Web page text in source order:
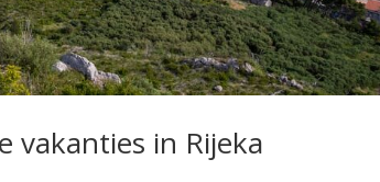
vakanties in Rijeka